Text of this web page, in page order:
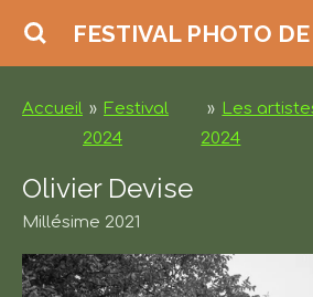
Passer
principal
FESTIVAL PHOTO
Accueil » Festival
2024
» Les
2024
Olivier Devise
Millésime 2021